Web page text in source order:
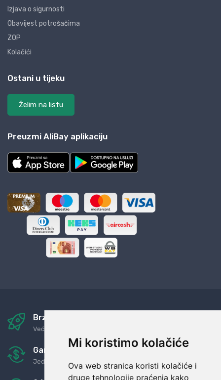
Mi koristimo kolačiće
Ova web stranica koristi kolačiće i
druge tehnologije praćenja kako
Izjava o sigurnosti
Obavijest potrošačima
ZOP
Kolačići
Ostani u tijeku
Želim na listu
Preuzmi AliBay aplikaciju
Brza i sigurna dostava
Već za nekoliko dana kod vas
Garancija u povrat novaca
Jednostavno pravilo: Roba za novac